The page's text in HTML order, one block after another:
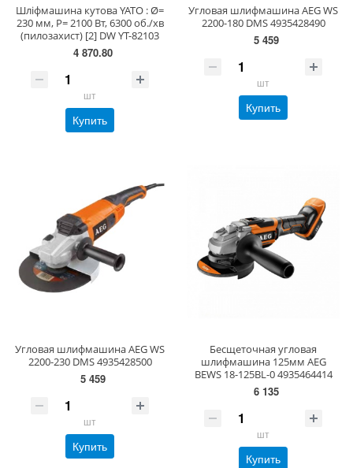
Шліфмашина кутова YATO : Ø=
230 мм, P= 2100 Вт, 6300 об./хв
(пилозахист) [2] DW YT-82103
4 870.80
шт
Купить
Угловая шлифмашина AEG WS
2200-180 DMS 4935428490
5 459
шт
Купить
Угловая шлифмашина AEG WS
2200-230 DMS 4935428500
5 459
шт
Купить
Бесщеточная угловая
шлифмашина 125мм AEG
BEWS 18-125BL-0 4935464414
6 135
шт
Купить